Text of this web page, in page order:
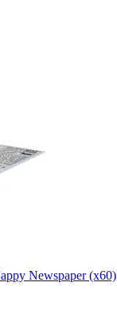
Newspaper (x60)